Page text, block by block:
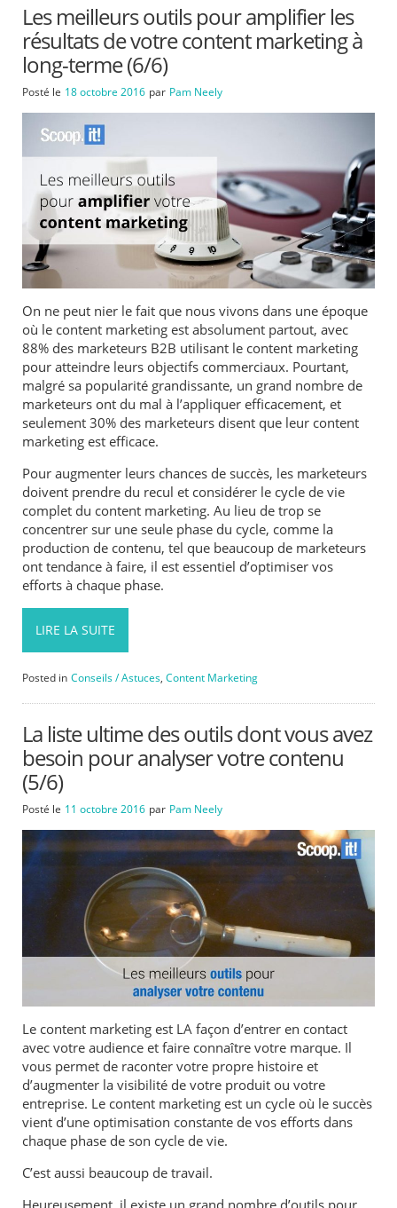
Les meilleurs outils pour amplifier les
résultats de votre content marketing à
long-terme (6/6)
Posté le 18 octobre 2016 par Pam Neely
On ne peut nier le fait que nous vivons dans une époque
où le content marketing est absolument partout, avec
88% des marketeurs B2B utilisant le content marketing
pour atteindre leurs objectifs commerciaux. Pourtant,
malgré sa popularité grandissante, un grand nombre de
marketeurs ont du mal à l’appliquer efficacement, et
seulement 30% des marketeurs disent que leur content
marketing est efficace.
Pour augmenter leurs chances de succès, les marketeurs
doivent prendre du recul et considérer le cycle de vie
complet du content marketing. Au lieu de trop se
concentrer sur une seule phase du cycle, comme la
production de contenu, tel que beaucoup de marketeurs
ont tendance à faire, il est essentiel d’optimiser vos
efforts à chaque phase.
LIRE LA SUITE
Posted in Conseils / Astuces,Content Marketing
La liste ultime des outils dont vous avez
besoin pour analyser votre contenu
(5/6)
Posté le 11 octobre 2016 par Pam Neely
Le content marketing est LA façon d’entrer en contact
avec votre audience et faire connaître votre marque. Il
vous permet de raconter votre propre histoire et
d’augmenter la visibilité de votre produit ou votre
entreprise. Le content marketing est un cycle où le succès
vient d’une optimisation constante de vos efforts dans
chaque phase de son cycle de vie.
C’est aussi beaucoup de travail.
Heureusement, il existe un grand nombre d’outils pour